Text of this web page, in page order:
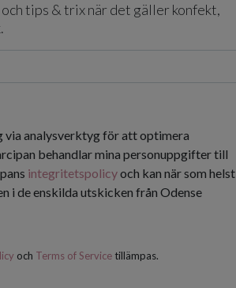
tips & trix när det gäller konfekt,
via analysverktyg för att optimera
behandlar mina personuppgifter till
integritetspolicyoch kan när som helst
i de enskilda utskicken från Odense
och Terms of Servicetillämpas.